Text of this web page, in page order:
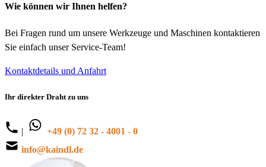
Wie können wir Ihnen helfen?
Bei Fragen rund um unsere Werkzeuge und Maschinen kontaktieren
Sie einfach unser Service-Team!
Kontaktdetails und Anfahrt
Ihr direkter Draht zu uns
|
+49 (0) 72 32 - 4001 - 0
info@kaindl.de